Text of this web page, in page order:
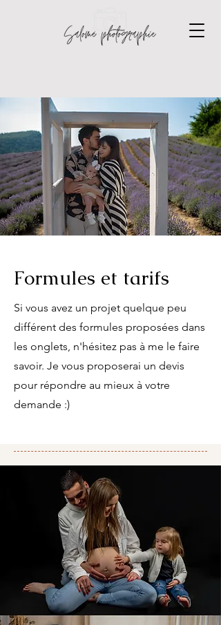
Formules et tarifs
Si vous avez un projet quelque peu
différent des formules proposées dans
les onglets, n'hésitez pas à me le faire
savoir. Je vous proposerai un devis
pour répondre au mieux à votre
demande :)